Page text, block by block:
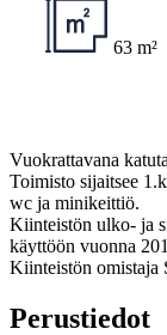
63 m²
Vuokrattavana
Toimisto sijaitsee
wc ja minikeittiö.
Kiinteistön ulko- ja
käyttöön vuonna
Kiinteistön omistaja
Perustiedot